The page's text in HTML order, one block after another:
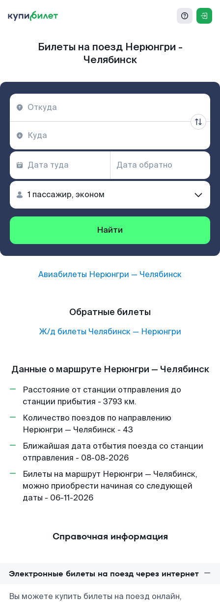
Билеты на поезд Нерюнгри -
Челябинск
Найти
Авиабилеты Нерюнгри — Челябинск
Обратные билеты
Ж/д билеты Челябинск— Нерюнгри
Данные о маршруте Нерюнгри — Челябинск
Расстояние от станции отправления до
станции прибытия - 3793 км.
Количество поездов по направлению
Нерюнгри — Челябинск - 43
Ближайшая дата отбытия поезда со станции
отправления - 08-08-2026
Билеты на маршрут Нерюнгри — Челябинск,
можно приобрести начиная со следующей
даты - 06-11-2026
Справочная информация
Электронные билеты на поезд через интернет
Вы можете купить билеты на поезд онлайн,